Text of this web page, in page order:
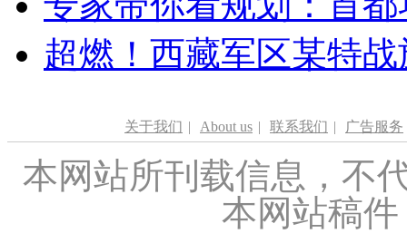
超燃！西藏军区某特
关于我们 | About us | 联系我们 | 广告服务
本网站所刊载信息，不
本网站稿